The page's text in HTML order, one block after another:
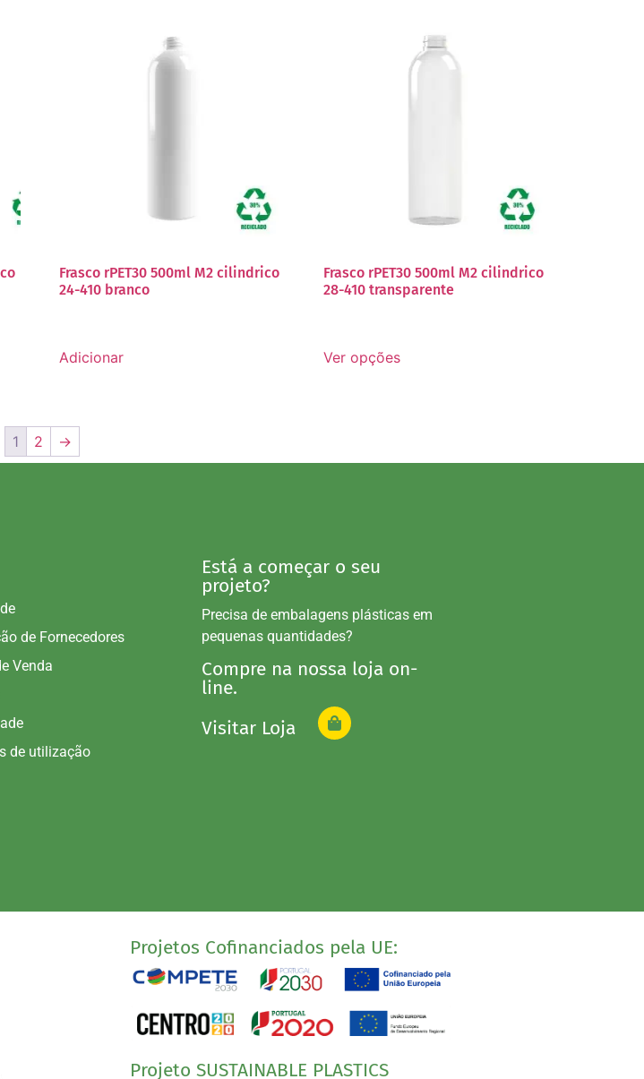
Frasco rPET30 500ml M2 cilindrico
24-410 branco
Adicionar
Frasco rPET30 500ml M2 cilindrico
28-410 transparente
Ver opções
1 2 →
de Fornecedores
Venda
de utilização
Está a começar o seu
projeto?
Precisa de embalagens plásticas em
pequenas quantidades?
Compre na nossa loja on-
line.
Visitar Loja
Projetos Cofinanciados pela UE:
Projeto SUSTAINABLE PLASTICS